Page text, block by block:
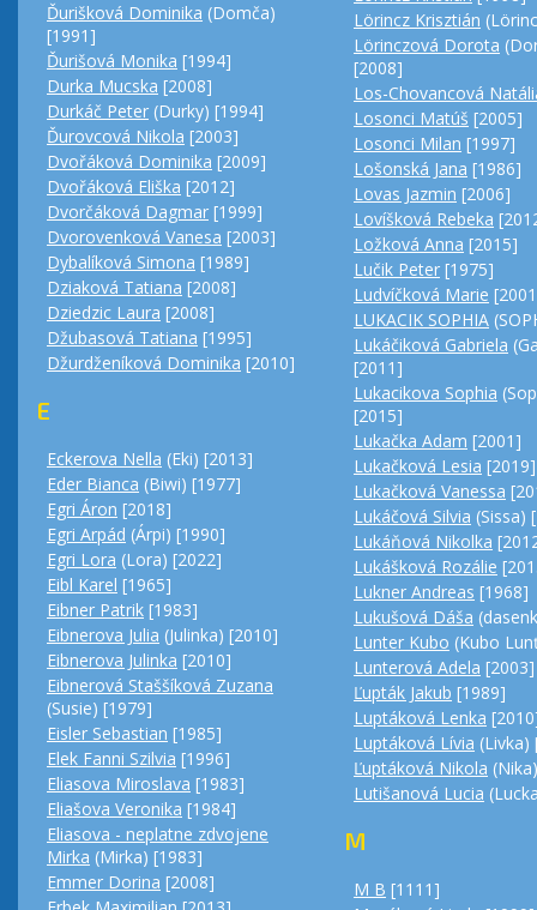
Ďurišková Dominika (Domča)
[1991]
Ďurišová Monika [1994]
Durka Mucska [2008]
Durkáč Peter (Durky) [1994]
Ďurovcová Nikola [2003]
Dvořáková Dominika [2009]
Dvořáková Eliška [2012]
Dvorčáková Dagmar [1999]
Dvorovenková Vanesa [2003]
Dybalíková Simona [1989]
Dziaková Tatiana [2008]
Dziedzic Laura [2008]
Džubasová Tatiana [1995]
Džurdženíková Dominika [2010]
E
Eckerova Nella (Eki) [2013]
Eder Bianca (Biwi) [1977]
Egri Áron [2018]
Egri Arpád (Árpi) [1990]
Egri Lora (Lora) [2022]
Eibl Karel [1965]
Eibner Patrik [1983]
Eibnerova Julia (Julinka) [2010]
Eibnerova Julinka [2010]
Eibnerová Staššíková Zuzana
(Susie) [1979]
Eisler Sebastian [1985]
Elek Fanni Szilvia [1996]
Eliasova Miroslava [1983]
Eliašova Veronika [1984]
Eliasova - neplatne zdvojene
Mirka (Mirka) [1983]
Emmer Dorina [2008]
Lörincz Krisztián
Lörinczová Dorota
[2008]
Los-Chovancová
Losonci Matúš [2005]
Losonci Milan [1997]
Lošonská Jana [1986]
Lovas Jazmin [2006]
Lovíšková Rebeka
Ložková Anna [2015]
Lučik Peter [1975]
Ludvíčková Marie
LUKACIK SOPHIA
Lukáčiková Gabriela
[2011]
Lukacikova Sophia
[2015]
Lukačka Adam [2001]
Lukačková Lesia [2019]
Lukačková Vanessa
Lukáčová Silvia (Sissa)
Lukáňová Nikolka
Lukášková Rozálie
Lukner Andreas [1968]
Lukušová Dáša
Lunter Kubo (Kubo
Lunterová Adela [2003]
Ľupták Jakub [1989]
Luptáková Lenka
Luptáková Lívia (Livka)
Ľuptáková Nikola
Lutišanová Lucia
M
M B [1111]